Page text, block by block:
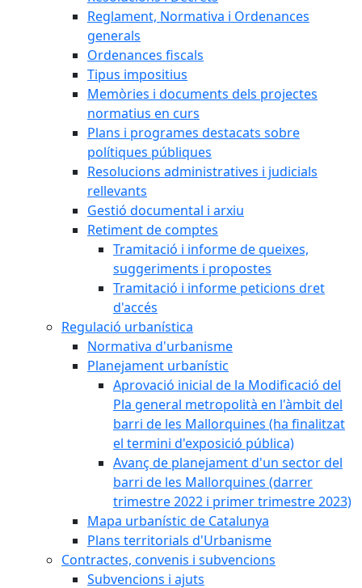
Reglament, Normativa i Ordenances
generals
Ordenances fiscals
Tipus impositius
Memòries i documents dels projectes
normatius en curs
Plans i programes destacats sobre
polítiques públiques
Resolucions administratives i judicials
rellevants
Gestió documental i arxiu
Retiment de comptes
Tramitació i informe de queixes,
suggeriments i propostes
Tramitació i informe peticions dret
d'accés
Regulació urbanística
Normativa d'urbanisme
Planejament urbanístic
Aprovació inicial de la Modificació del
Pla general metropolità en l'àmbit del
barri de les Mallorquines (ha finalitzat
el termini d'exposició pública)
Avanç de planejament d'un sector del
barri de les Mallorquines (darrer
trimestre 2022 i primer trimestre 2023)
Mapa urbanístic de Catalunya
Plans territorials d'Urbanisme
Contractes, convenis i subvencions
Subvencions i ajuts